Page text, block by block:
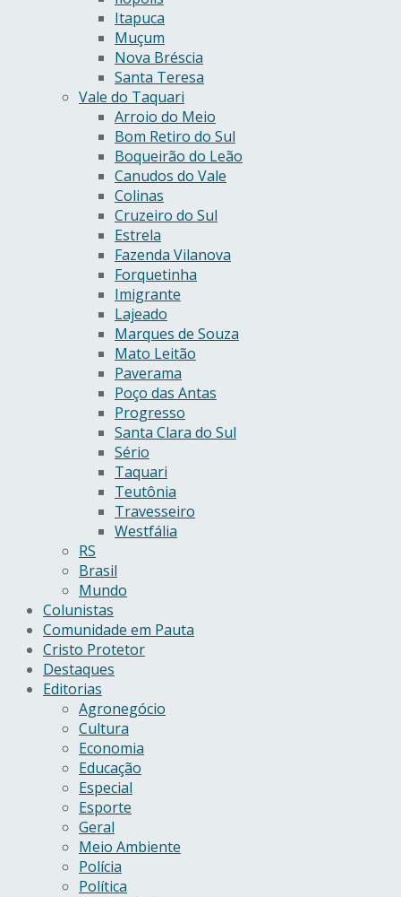
Itapuca
Muçum
Nova Bréscia
Santa Teresa
Vale do Taquari
Arroio do Meio
Bom Retiro do Sul
Boqueirão do Leão
Canudos do Vale
Colinas
Cruzeiro do Sul
Estrela
Fazenda Vilanova
Forquetinha
Imigrante
Lajeado
Marques de Souza
Mato Leitão
Paverama
Poço das Antas
Progresso
Santa Clara do Sul
Sério
Taquari
Teutônia
Travesseiro
Westfália
RS
Brasil
Mundo
Colunistas
Comunidade em Pauta
Cristo Protetor
Destaques
Editorias
Agronegócio
Cultura
Economia
Educação
Especial
Esporte
Geral
Meio Ambiente
Polícia
Política